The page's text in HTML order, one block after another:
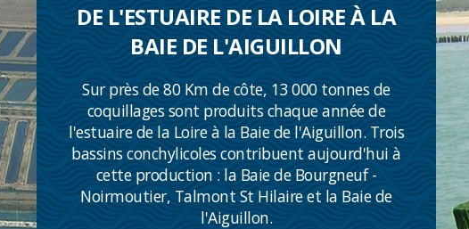
DE L'ESTUAIRE DE LA LOIRE À LA
BAIE DE L'AIGUILLON
Sur près de 80 Km de côte, 13 000 tonnes de
coquillages sont produits chaque année de
l'estuaire de la Loire à la Baie de l'Aiguillon. Trois
bassins conchylicoles contribuent aujourd'hui à
cette production : la Baie de Bourgneuf -
Noirmoutier, Talmont St Hilaire et la Baie de
l'Aiguillon.